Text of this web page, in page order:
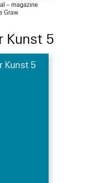
– magazine
Graw
Kunst 5
Kunst 5